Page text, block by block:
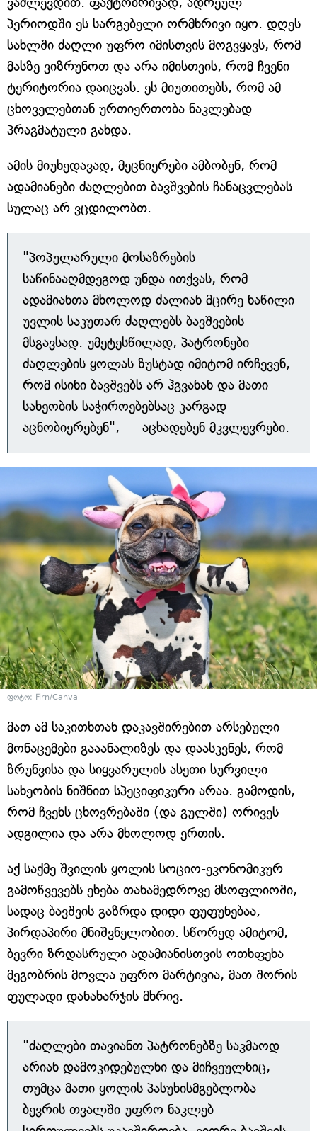
პერიოდში ეს სარგებელი ორმხრივი იყო. დღეს
სახლში ძაღლი უფრო იმისთვის მოგვყავს, რომ
მასზე ვიზრუნოთ და არა იმისთვის, რომ ჩვენი
ტერიტორია დაიცვას. ეს მიუთითებს, რომ ამ
ცხოველებთან ურთიერთობა ნაკლებად
პრაგმატული გახდა.
ამის მიუხედავად, მეცნიერები ამბობენ, რომ
ადამიანები ძაღლებით ბავშვების ჩანაცვლებას
სულაც არ ვცდილობთ.
"პოპულარული მოსაზრების
საწინააღმდეგოდ უნდა ითქვას, რომ
ადამიანთა მხოლოდ ძალიან მცირე ნაწილი
უვლის საკუთარ ძაღლებს ბავშვების
მსგავსად. უმეტესწილად, პატრონები
ძაღლების ყოლას ზუსტად იმიტომ ირჩევენ,
რომ ისინი ბავშვებს არ ჰგვანან და მათი
სახეობის საჭიროებებსაც კარგად
აცნობიერებენ", — აცხადებენ მკვლევრები.
ფოტო: Firn/Canva
მათ ამ საკითხთან დაკავშირებით არსებული
მონაცემები გააანალიზეს და დაასკვნეს, რომ
ზრუნვისა და სიყვარულის ასეთი სურვილი
სახეობის ნიშნით სპეციფიკური არაა. გამოდის,
რომ ჩვენს ცხოვრებაში (და გულში) ორივეს
ადგილია და არა მხოლოდ ერთის.
აქ საქმე შვილის ყოლის სოციო-ეკონომიკურ
გამოწვევებს ეხება თანამედროვე მსოფლიოში,
სადაც ბავშვის გაზრდა დიდი ფუფუნებაა,
პირდაპირი მნიშვნელობით. სწორედ ამიტომ,
ბევრი ზრდასრული ადამიანისთვის ოთხფეხა
მეგობრის მოვლა უფრო მარტივია, მათ შორის
ფულადი დანახარჯის მხრივ.
"ძაღლები თავიანთ პატრონებზე საკმაოდ
არიან დამოკიდებულნი და მიჩვეულნიც,
თუმცა მათი ყოლის პასუხისმგებლობა
ბევრის თვალში უფრო ნაკლებ